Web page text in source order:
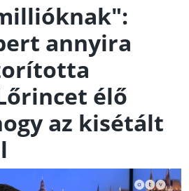
annyira
élő
az kisétált